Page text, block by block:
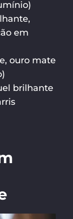
em
ouro mate
brilhante